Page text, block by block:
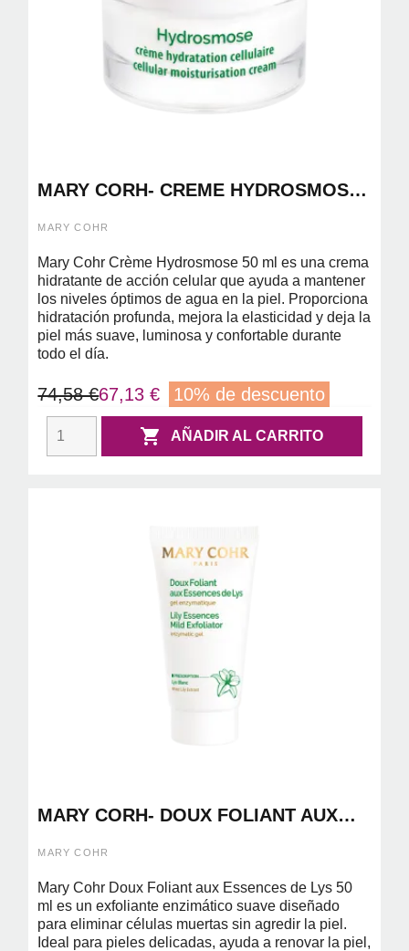
MARY CORH- CREME HYDROSMOSE
MARY COHR
Mary Cohr Crème Hydrosmose 50 ml es una crema
hidratante de acción celular que ayuda a mantener
los niveles óptimos de agua en la piel. Proporciona
hidratación profunda, mejora la elasticidad y deja la
piel más suave, luminosa y confortable durante
todo el día.
74,58 €67,13 € 10% de descuento
 AÑADIR AL CARRITO
MARY CORH- DOUX FOLIANT AUX
MARY COHR
Mary Cohr Doux Foliant aux Essences de Lys 50
ml es un exfoliante enzimático suave diseñado
para eliminar células muertas sin agredir la piel.
Ideal para pieles delicadas, ayuda a renovar la piel,